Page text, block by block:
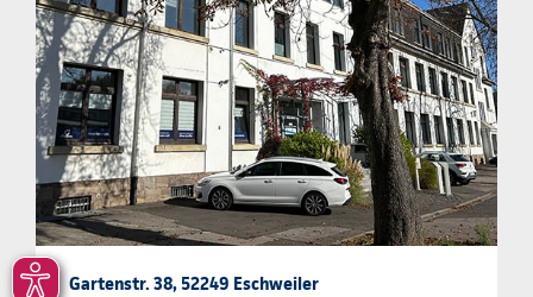
Gartenstr. 38, 52249 Eschweiler